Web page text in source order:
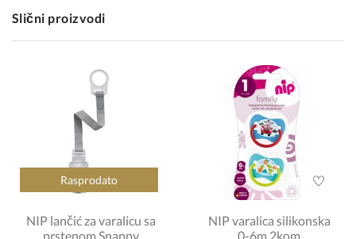
Slični proizvodi
Rasprodato
NIP lančić za varalicu sa
prstenom Snappy
NIP varalica silikonska
0-6m 2kom